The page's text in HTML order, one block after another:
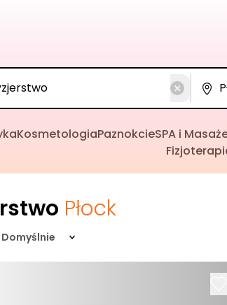
KosmetologiaPaznokcieSPA i
Płock
Domyślnie